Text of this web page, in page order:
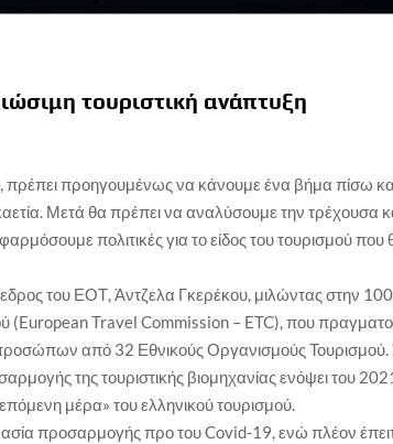
τουριστική ανάπτυξη
προηγουμένως να κάνουμε ένα βήμα πίσω
Μετά θα πρέπει να αναλύσουμε την τρέχουσα
πολιτικές για το είδος του τουρισμού
του ΕΟΤ, Άντζελα Γκερέκου, μιλώντας στην
(European Travel Commission – ETC), που
από 32 Εθνικούς Οργανισμούς Τουρισμού.
της τουριστικής βιομηχανίας ενόψει του
μέρα» του ελληνικού τουρισμού.
προσαρμογής προ του Covid-19, ενώ πλέον